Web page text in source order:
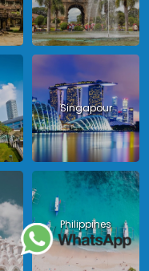
Singapour
Philippines